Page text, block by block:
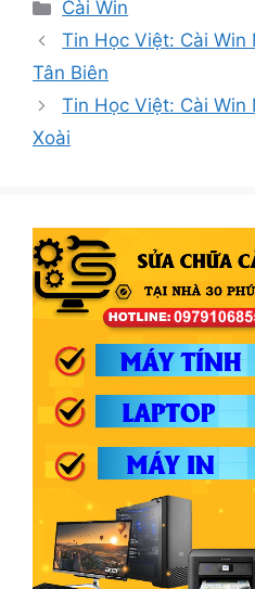
mục
Cài Win
Tin Học Việt: Cài Win
Tân Biên
Tin Học Việt: Cài Win
Xoài